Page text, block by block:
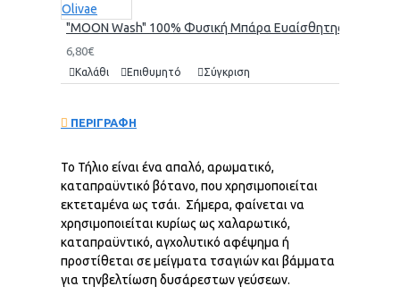
"MOON Wash" 100% Φυσική Μπάρα Ευαίσθητης
6,80€
Καλάθι Επιθυμητό Σύγκριση
ΠΕΡΙΓΡΑΦΗ
Το Τήλιο είναι ένα απαλό, αρωματικό,
καταπραϋντικό βότανο, που χρησιμοποιείται
εκτεταμένα ως τσάι. Σήμερα, φαίνεται να
χρησιμοποιείται κυρίως ως χαλαρωτικό,
καταπραϋντικό, αγχολυτικό αφέψημα ή
προστίθεται σε μείγματα τσαγιών και βάμματα
για τηνβελτίωση δυσάρεστων γεύσεων.